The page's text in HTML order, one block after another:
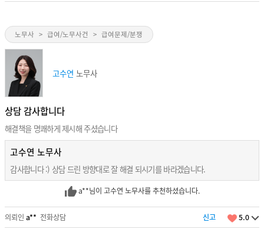
노무사 > 급여/노무사건 > 급여문제/분쟁
고수연 노무사
상담 감사합니다
해결책을 명쾌하게 제시해 주셨습니다
고수연 노무사
감사합니다 :) 상담 드린 방향대로 잘 해결 되시기를 바라겠습니다.
a**님이 고수연 노무사를 추천하셨습니다.
의뢰인a** 전화상담 신고 5.0